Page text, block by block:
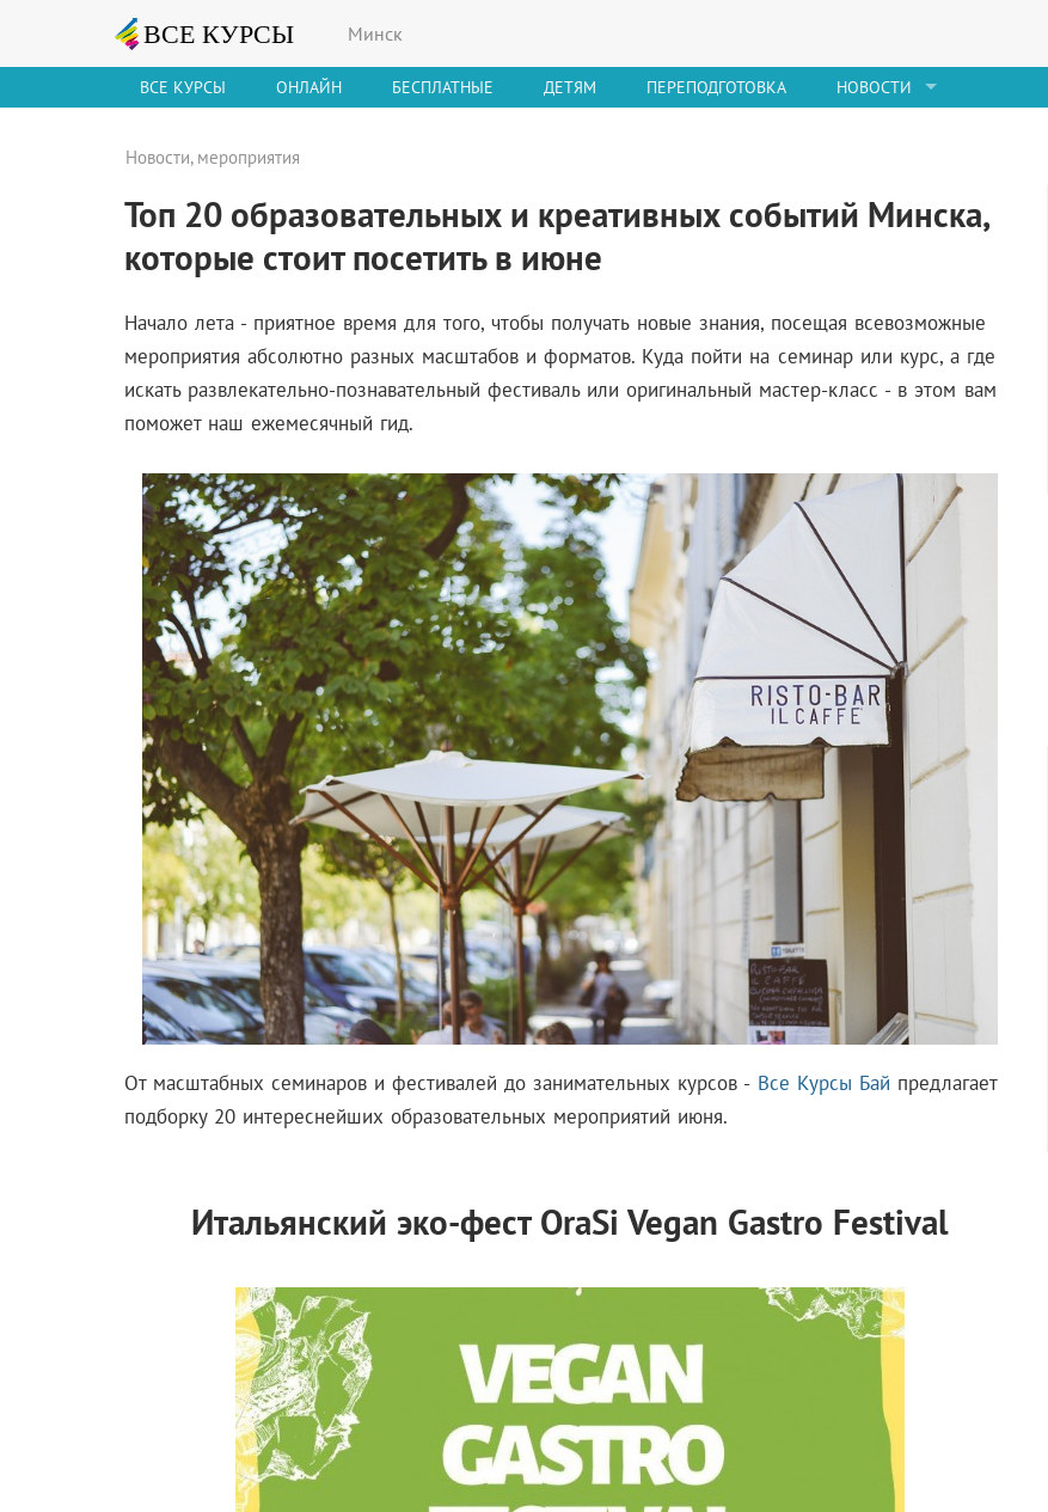
Минск
ВСЕ КУРСЫ ОНЛАЙН БЕСПЛАТНЫЕ ДЕТЯМ ПЕРЕПОДГОТОВКА НОВОСТИ
Новости, мероприятия
Топ 20 образовательных и креативных событий Минска,
которые стоит посетить в июне
Начало лета - приятное время для того, чтобы получать новые знания, посещая всевозможные
мероприятия абсолютно разных масштабов и форматов. Куда пойти на семинар или курс, а где
искать развлекательно-познавательный фестиваль или оригинальный мастер-класс - вэтом вам
поможет наш ежемесячный гид.
От масштабных семинаров и фестивалей до занимательных курсов - Все Курсы Бай предлагает
подборку 20 интереснейших образовательных мероприятий июня.
Итальянский эко-фест OraSi Vegan Gastro Festival